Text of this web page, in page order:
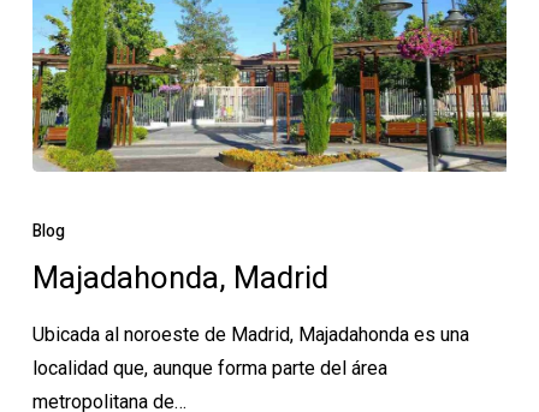
Madrid
Blog
Majadahonda, Madrid
Ubicada al noroeste de Madrid, Majadahonda es una
localidad que, aunque forma parte del área
metropolitana de…